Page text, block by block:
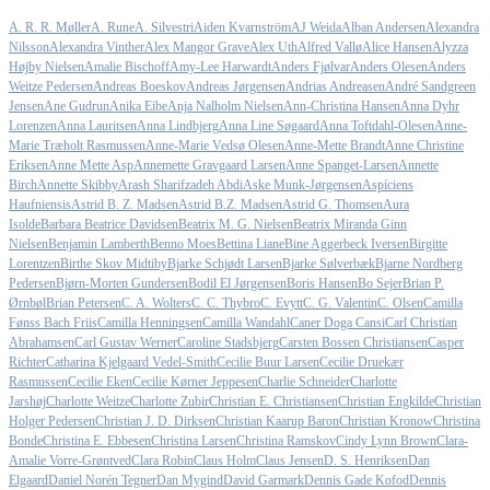
A. R. R. MøllerA. RuneA. SilvestriAiden KvarnströmAJ WeidaAlban AndersenAlexandra
NilssonAlexandra VintherAlex Mangor GraveAlex UthAlfred ValløAlice HansenAlyzza
Højby NielsenAmalie BischoffAmy-Lee HarwardtAnders FjølvarAnders OlesenAnders
Weitze PedersenAndreas BoeskovAndreas JørgensenAndrias AndreasenAndré Sandgreen
JensenAne GudrunAnika EibeAnja Nalholm NielsenAnn-Christina HansenAnna Dyhr
LorenzenAnna LauritsenAnna LindbjergAnna Line SøgaardAnna Toftdahl-OlesenAnne-
Marie Træholt RasmussenAnne-Marie Vedsø OlesenAnne-Mette BrandtAnne Christine
EriksenAnne Mette AspAnnemette Gravgaard LarsenAnne Spanget-LarsenAnnette
BirchAnnette SkibbyArash Sharifzadeh AbdiAske Munk-JørgensenAspíciens
HaufniensisAstrid B. Z. MadsenAstrid B.Z. MadsenAstrid G. ThomsenAura
IsoldeBarbara Beatrice DavidsenBeatrix M. G. NielsenBeatrix Miranda Ginn
NielsenBenjamin LamberthBenno MoesBettina LianeBine Aggerbeck IversenBirgitte
LorentzenBirthe Skov MidtibyBjarke Schjødt LarsenBjarke SølverbækBjarne Nordberg
PedersenBjørn-Morten GundersenBodil El JørgensenBoris HansenBo SejerBrian P.
ØrnbølBrian PetersenC. A. WoltersC. C. ThybroC. EvyttC. G. ValentinC. OlsenCamilla
Fønss Bach FriisCamilla HenningsenCamilla WandahlCaner Doga CansiCarl Christian
AbrahamsenCarl Gustav WernerCaroline StadsbjergCarsten Bossen ChristiansenCasper
RichterCatharina Kjelgaard Vedel-SmithCecilie Buur LarsenCecilie Druekær
RasmussenCecilie EkenCecilie Kørner JeppesenCharlie SchneiderCharlotte
JarshøjCharlotte WeitzeCharlotte ZubirChristian E. ChristiansenChristian EngkildeChristian
Holger PedersenChristian J. D. DirksenChristian Kaarup BaronChristian KronowChristina
BondeChristina E. EbbesenChristina LarsenChristina RamskovCindy Lynn BrownClara-
Amalie Vorre-GrøntvedClara RobinClaus HolmClaus JensenD. S. HenriksenDan
ElgaardDaniel Norén TegnerDan MygindDavid GarmarkDennis Gade KofodDennis